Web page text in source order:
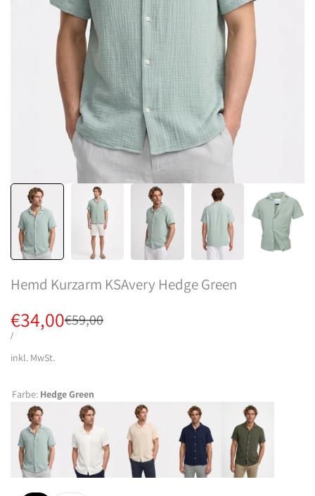
Hemd Kurzarm KSAvery Hedge Green
Regulärer
€59,00
Verkaufspreis
€34,00
STÜCKPREIS
/PRO
inkl. MwSt.
Farbe: Hedge Green